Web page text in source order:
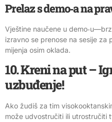
Prelaz s demo‑a na
Vještine naučene u
izravno se prenose na sesije za
mijenja osim oklada.
10. Kreni na put –
uzbuđenje!
Ako žudiš za tim
može udvostručiti ili utrostručiti